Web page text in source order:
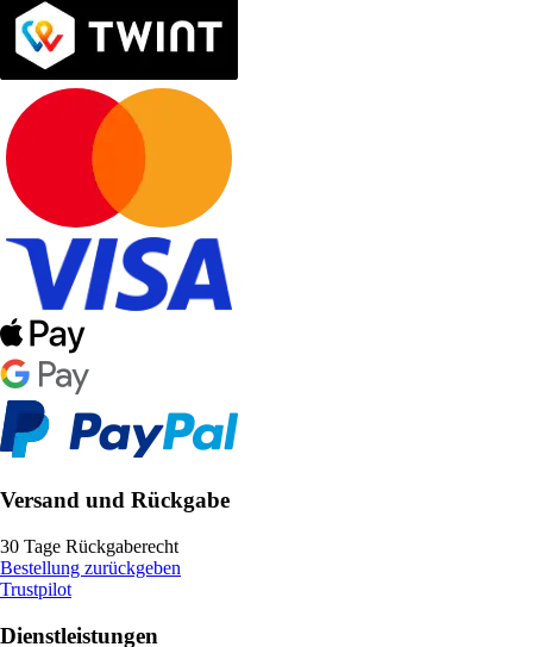
Versand und Rückgabe
30 Tage Rückgaberecht
Bestellung zurückgeben
Trustpilot
Dienstleistungen